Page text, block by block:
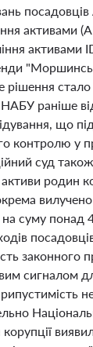
посадовців
активами
активами
стало
НАБУ раніше
що
контролю у
суд
родин
суму понад
законного
сигналом